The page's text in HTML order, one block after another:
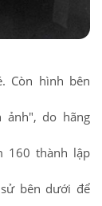
Còn hình bên
ảnh", do hãng
160 thành lập
bên dưới để